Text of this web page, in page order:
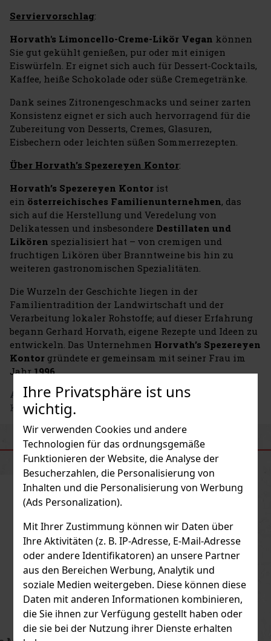
Ihre Privatsphäre ist uns
wichtig.
Wir verwenden Cookies und andere
Technologien für das ordnungsgemäße
Funktionieren der Website, die Analyse der
Besucherzahlen, die Personalisierung von
Inhalten und die Personalisierung von Werbung
(Ads Personalization).
Mit Ihrer Zustimmung können wir Daten über
Ihre Aktivitäten (z. B. IP-Adresse, E-Mail-Adresse
oder andere Identifikatoren) an unsere Partner
aus den Bereichen Werbung, Analytik und
soziale Medien weitergeben. Diese können diese
Daten mit anderen Informationen kombinieren,
die Sie ihnen zur Verfügung gestellt haben oder
die sie bei der Nutzung ihrer Dienste erhalten
Serviervorschlag:
Horvath's Limoncello-Creme-Likör Vegan können
Sie gut gekühlt genießen, pur oder mit einigen
Eiswürfeln. Er eignet sich auch für Dessert-Cocktails,
Kaffee, heiße Schokolade oder süße Cremegetränke.
Dank seines Zitronengeschmacks und seiner zarten
Konsistenz eignet er sich auch hervorragend für die
Zubereitung von Desserts, Cremes, Glasuren,
Eisbechern oder leichten süßen Sommerrezepten.
Über Horvath’s Spezereyen Kontor:
Horvath’s Spezereyen Kontor ist
ein österreichisches Familienunternehmen, das
sich auf die Herstellung und Veredelung von
Delikatessen und insbesondere Destillaten und
Likören spezialisiert hat – von cremigen und
fruchtigen Likören über Branntweine bis hin zu
weiteren gastronomischen Spezialitäten.
Die Wurzeln der Geschichte liegen in der
Familientradition der Landwirtschaft und der
Verarbeitung lokaler Rohstoffe; auf dieser Erfahrung
begann Gerhard Horvath, eigene Rezepte und Ideen zu
entwickeln. Das Unternehmen Horvath’s Spezereyen
Kontor gründete er gemeinsam mit seiner Frau im
Jahr1996.
Adresse des Herstellers: Horvath's Spezereyen
Kontor, Gutenbergstrasse 7, A-2232 Wagram, AT
ÄHNLICHE PRODUKTE